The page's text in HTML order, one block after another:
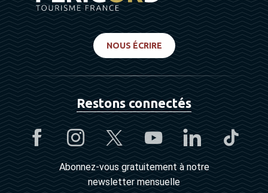
NOUS ÉCRIRE
Restons connectés
Abonnez-vous gratuitement à notre
newsletter mensuelle